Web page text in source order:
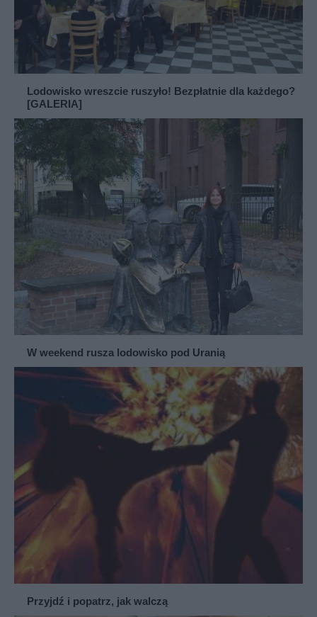
Lodowisko wreszcie ruszyło! Bezpłatnie dla każdego?
[GALERIA]
W weekend rusza lodowisko pod Uranią
Przyjdź i popatrz, jak walczą